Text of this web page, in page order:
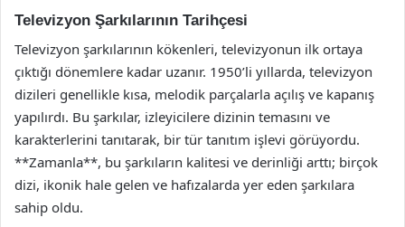
Televizyon Şarkılarının Tarihçesi
Televizyon şarkılarının kökenleri, televizyonun ilk ortaya
çıktığı dönemlere kadar uzanır. 1950’li yıllarda, televizyon
dizileri genellikle kısa, melodik parçalarla açılış ve kapanış
yapılırdı. Bu şarkılar, izleyicilere dizinin temasını ve
karakterlerini tanıtarak, bir tür tanıtım işlevi görüyordu.
**Zamanla**, bu şarkıların kalitesi ve derinliği arttı; birçok
dizi, ikonik hale gelen ve hafızalarda yer eden şarkılara
sahip oldu.